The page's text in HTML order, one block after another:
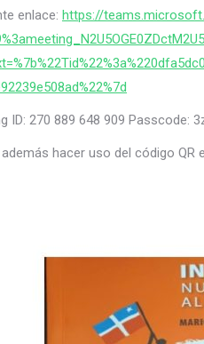
enlace: https://
ID: 270 889 648 909 Passcode:
hacer uso del código QR